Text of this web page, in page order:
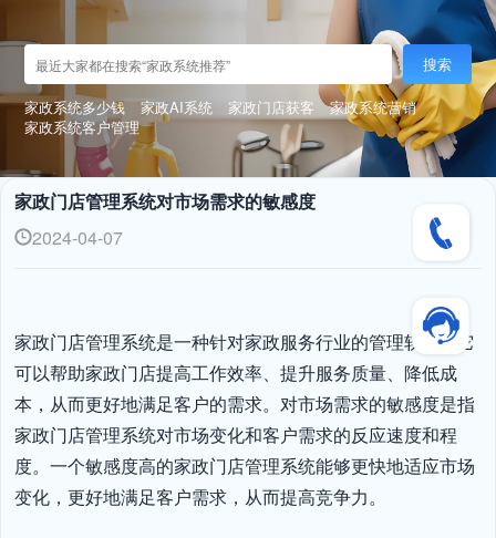
搜索
家政系统多少钱 家政AI系统 家政门店获客
家政系统营销
家政系统客户管理
家政门店管理系统对市场需求的敏感度
2024-04-07
家政门店管理系统是一种针对家政服务行业的管理软件，它
可以帮助家政门店提高工作效率、提升服务质量、降低成
本，从而更好地满足客户的需求。对市场需求的敏感度是指
家政门店管理系统对市场变化和客户需求的反应速度和程
度。一个敏感度高的家政门店管理系统能够更快地适应市场
变化，更好地满足客户需求，从而提高竞争力。